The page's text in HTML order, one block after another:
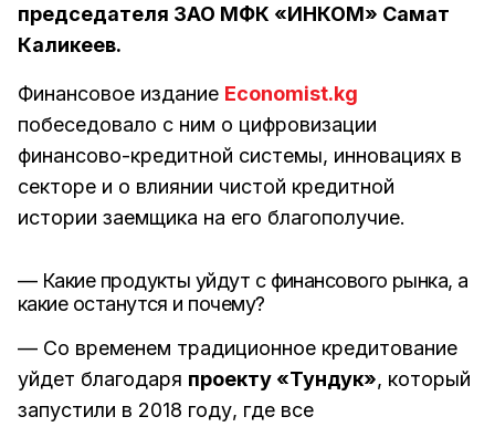
председателя ЗАО МФК «ИНКОМ» Самат
Каликеев.
Финансовое издание Economist.kg
побеседовало с ним о цифровизации
финансово-кредитной системы, инновациях в
секторе и о влиянии чистой кредитной
истории заемщика на его благополучие.
— Какие продукты уйдут с финансового рынка, а
какие останутся и почему?
— Со временем традиционное кредитование
уйдет благодаря проекту «Тундук», который
запустили в 2018 году, где все